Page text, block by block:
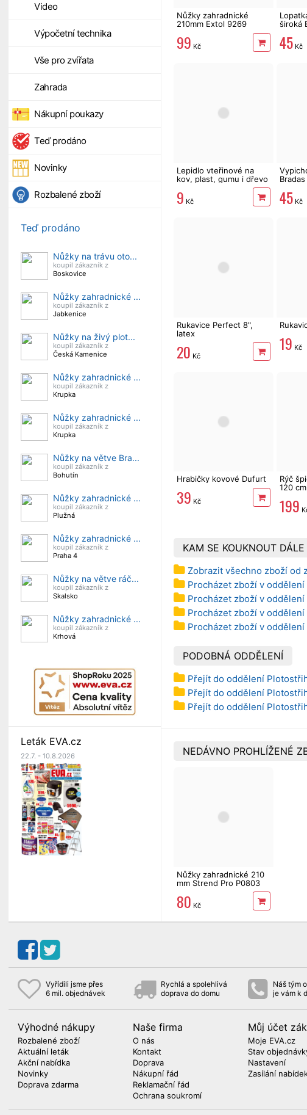
Video
Výpočetní technika
Vše pro zvířata
Zahrada
Nákupní poukazy
Teď prodáno
Novinky
Rozbalené zboží
Teď prodáno
Nůžky na trávu oto...
koupil zákazník z
Boskovice
Nůžky zahradnické ...
koupil zákazník z
Jabkenice
Nůžky na živý plot...
koupil zákazník z
Česká Kamenice
Nůžky zahradnické ...
koupil zákazník z
Krupka
Nůžky zahradnické ...
koupil zákazník z
Krupka
Nůžky na větve Bra...
koupil zákazník z
Bohutín
Nůžky zahradnické ...
koupil zákazník z
Plužná
Nůžky zahradnické ...
koupil zákazník z
Praha 4
Nůžky na větve ráč...
koupil zákazník z
Skalsko
Nůžky zahradnické ...
koupil zákazník z
Krhová
Leták EVA.cz
22.7. - 10.8.2026
Nůžky zahradnické
210mm Extol 9269
99 Kč
široká
45Kč
Lepidlo vteřinové na
kov, plast, gumu i dřevo
9 Kč
Bradas
45Kč
Rukavice Perfect 8",
latex
20 Kč
19 Kč
Hrabičky kovové Dufurt
39 Kč
Rýč
120
199
KAM SE KOUKNOUT DÁLE
Zobrazit všechno zboží od
Procházet zboží v
Procházet zboží v
Procházet zboží v
Procházet zboží v
PODOBNÁ ODDĚLENÍ
Přejít do oddělení
Přejít do oddělení
Přejít do oddělení
NEDÁVNO PROHLÍŽENÉ
Nůžky zahradnické 210
mm Strend Pro P0803
80 Kč
Vyřídili jsme přes
6 mil. objednávek
Rychlá a spolehlivá
doprava do domu
Náš tým
je vám k
Výhodné nákupy
Rozbalené zboží
Aktuální leták
Akční nabídka
Novinky
Doprava zdarma
Naše firma
O nás
Kontakt
Doprava
Nákupní řád
Reklamační řád
Ochrana soukromí
Můj účet
Moje EVA.cz
Stav
Nastavení
Zasílání